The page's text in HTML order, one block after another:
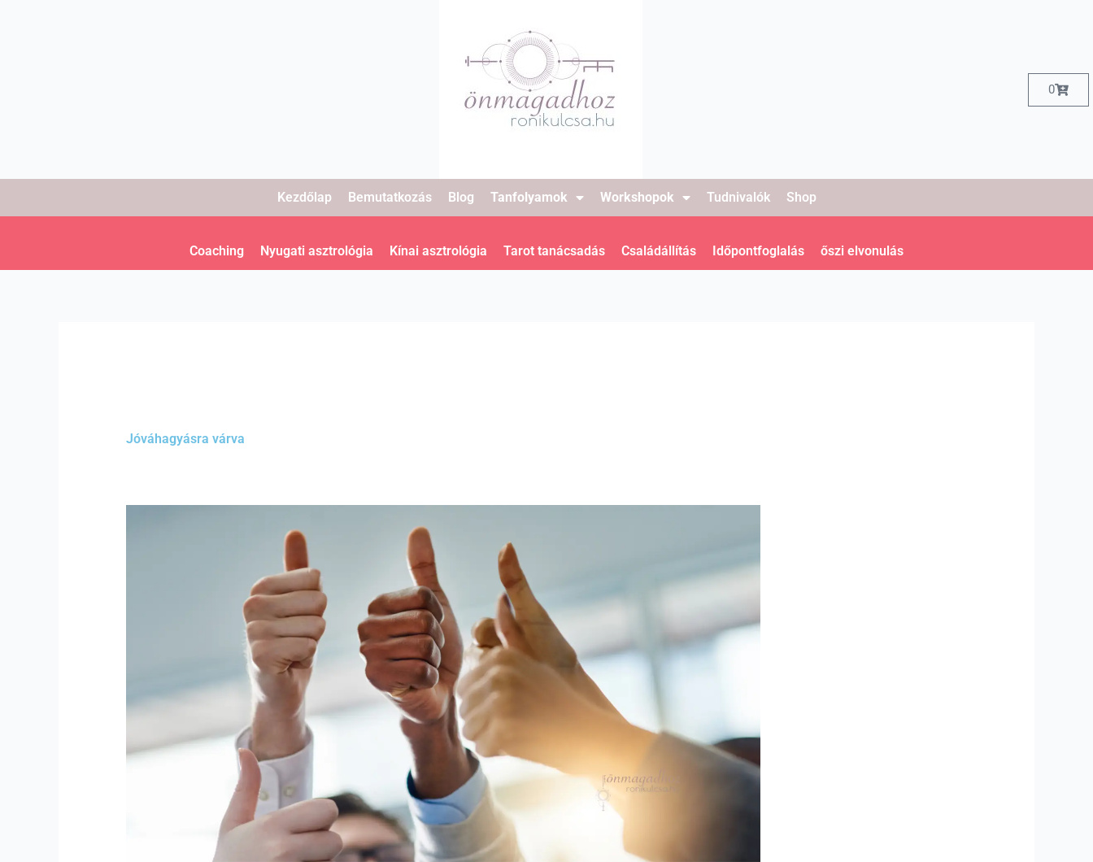
0
Kosár
Kezdőlap Bemutatkozás Blog Tanfolyamok Workshopok Tudnivalók Shop
Coaching Nyugati asztrológia Kínai asztrológia Tarot tanácsadás Családállítás Időpontfoglalás őszi elvonulás
Jóváhagyásra várva